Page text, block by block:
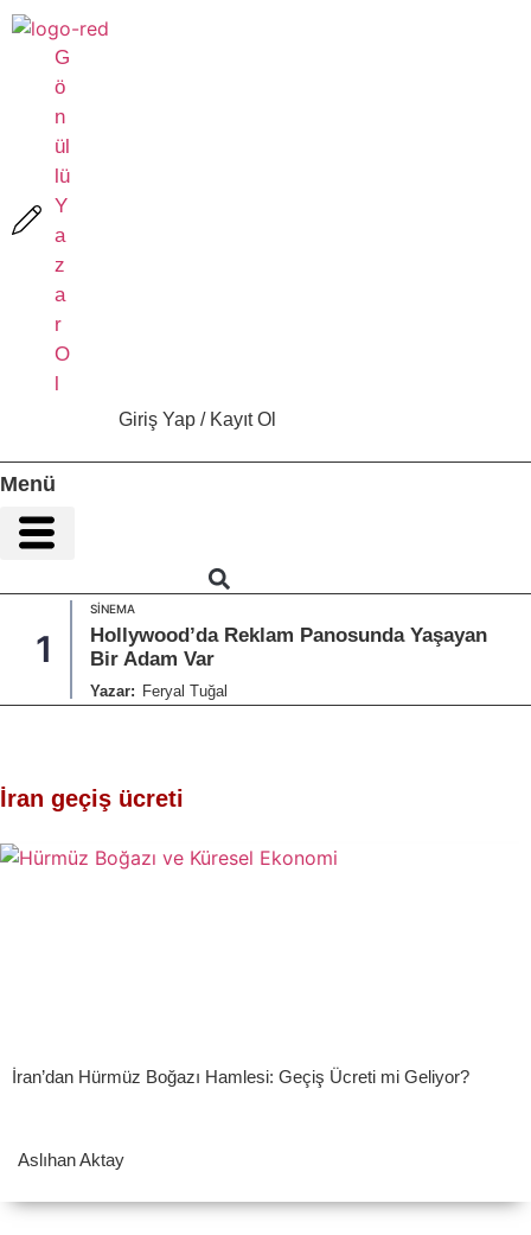
İçeriğe
G
ö
n
ül
lü
Y
a
z
a
r
O
l
Giriş Yap / Kayıt Ol
Menü
1
SINEMA
Hollywood’da Reklam Panosunda Yaşayan
Bir Adam Var
Yazar: Feryal Tuğal
İran geçiş ücreti
İran’dan Hürmüz Boğazı Hamlesi: Geçiş Ücreti mi Geliyor?
Aslıhan Aktay